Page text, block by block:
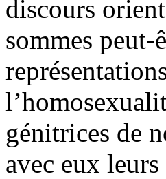
discours
sommes peut-
génitrices de
avec eux